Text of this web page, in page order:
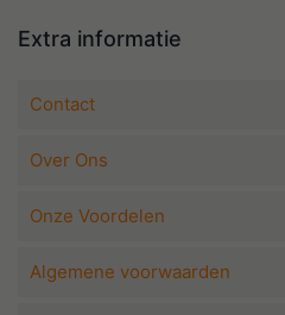
Extra informatie
Contact
Over Ons
Onze Voordelen
Algemene voorwaarden